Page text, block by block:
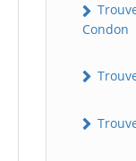
Condon